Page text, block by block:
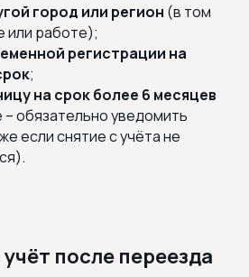
город или регион (в том
или работе);
регистрации на
;
на срок более 6 месяцев
– обязательно уведомить
если снятие с учёта не
после переезда